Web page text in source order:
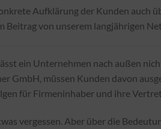
Aufklärung der Kunden auch
Beitrag von unserem langjährigen
ein Unternehmen nach außen
GmbH, müssen Kunden davon
für Firmeninhaber und ihre
vergessen. Aber über die